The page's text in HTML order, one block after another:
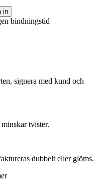
in
bindningstid
signera med kund och
tvister.
dubbelt eller glöms.